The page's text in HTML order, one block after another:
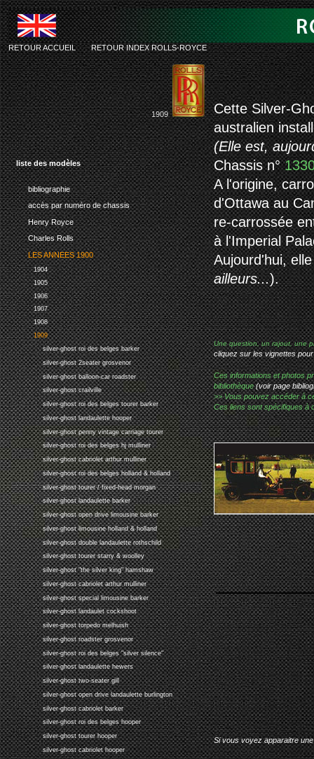
liste des modèles
bibliographie
accès par numéro de chassis
Henry Royce
Charles Rolls
LES ANNEES 1900
1904
1905
1906
1907
1908
1909
silver-ghost roi des belges barker
silver-ghost 2seater grosvenor
silver-ghost balloon-car roadster
silver-ghost crailville
silver-ghost roi des belges tourer barker
silver-ghost landaulette hooper
silver-ghost penny vintage carriage tourer
silver-ghost roi des belges hj mulliner
silver-ghost cabriolet arthur mulliner
silver-ghost roi des belges holland & holland
silver-ghost tourer / fixed-head morgan
silver-ghost landaulette barker
silver-ghost open drive limousine barker
silver-ghost limousine holland & holland
silver-ghost double landaulette rothschild
silver-ghost tourer starry & woolley
silver-ghost "the silver king" hamshaw
silver-ghost cabriolet arthur mulliner
silver-ghost special limousine barker
silver-ghost landaulet cockshoot
silver-ghost torpedo melhuish
silver-ghost roadster grosvenor
silver-ghost roi des belges "silver silence"
silver-ghost landaulette hewers
silver-ghost two-seater gill
silver-ghost open drive landaulette burlington
silver-ghost cabriolet barker
silver-ghost roi des belges hooper
silver-ghost tourer hooper
silver-ghost cabriolet hooper
rolls-
RETOUR ACCUEIL-RETOUR INDEX ROLLS-ROYCE
1909
Cette Silver-
australien
(Elle est,
Chassis n°
A l'origine,
d'Ottawa au
re-carrossée
à l'Imperial
Aujourd'hui,
ailleurs...).
Une question, un rajout, une
cliquez sur les vignettes
Ces informations et photos
bibliothèque(voir page
>> Vous pouvez accéder à
Ces liens sont spécifiques à
Si vous voyez apparaitre